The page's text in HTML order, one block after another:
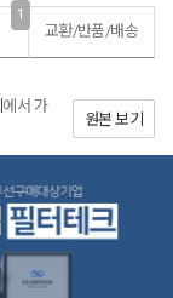
1
교환/반품/배송
에서 가
원본 보기